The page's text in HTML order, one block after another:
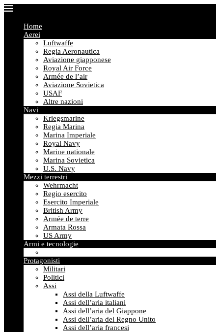
Home
Aerei
Luftwaffe
Regia Aeronautica
Aviazione giapponese
Royal Air Force
Armée de l’air
Aviazione Sovietica
USAF
Altre nazioni
Navi
Kriegsmarine
Regia Marina
Marina Imperiale
Royal Navy
Marine nationale
Marina Sovietica
U.S. Navy
Mezzi terrestri
Wehrmacht
Regio esercito
Esercito Imperiale
British Army
Armée de terre
Armata Rossa
US Army
Armi e tecnologie
Protagonisti
Militari
Politici
Assi
Assi della Luftwaffe
Assi dell’aria italiani
Assi dell’aria del Giappone
Assi dell’aria del Regno Unito
Assi dell’aria francesi